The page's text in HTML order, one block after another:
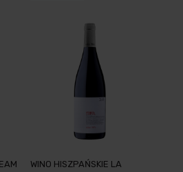
WINO HISZPAŃSKIE LA